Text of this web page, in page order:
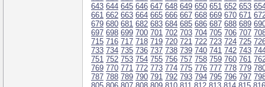
643 644 645 646 647 648 649 650 651 652 653
661 662 663 664 665 666 667 668 669 670 671
679 680 681 682 683 684 685 686 687 688 689
697 698 699 700 701 702 703 704 705 706 707
715 716 717 718 719 720 721 722 723 724 725
733 734 735 736 737 738 739 740 741 742 743
751 752 753 754 755 756 757 758 759 760 761
769 770 771 772 773 774 775 776 777 778 779
787 788 789 790 791 792 793 794 795 796 797